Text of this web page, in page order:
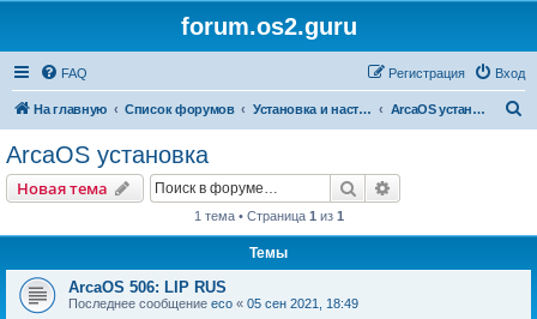
forum.os2.guru
FAQ Вход
Регистрация
На главную Список форумов Установка и настройка OS/2 ArcaOS установка
ArcaOS установка
Новая тема Поиск
1 тема • Страница 1 из 1
Темы
ArcaOS 506: LIP RUS
Последнее сообщение eco « 05 сен 2021, 18:49